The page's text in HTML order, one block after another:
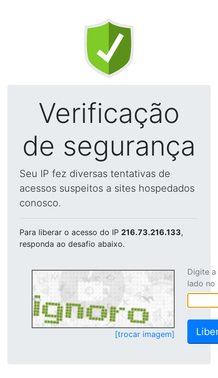
Verificação
de segurança
Seu IP fez diversas tentativas de
acessos suspeitos a sites hospedados
conosco.
Para liberar o acesso do IP 216.73.216.133,
responda ao desafio abaixo.
[trocar imagem]
Digite
lado no